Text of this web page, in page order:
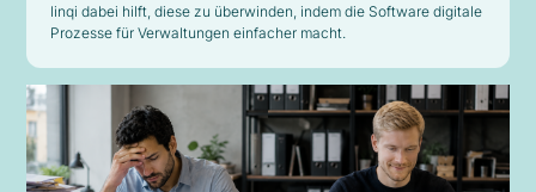
linqi dabei hilft, diese zu überwinden, indem die Software digitale
Prozesse für Verwaltungen einfacher macht.